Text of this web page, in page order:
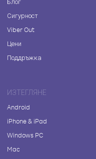
Сигурност
Viber Out
Цени
Поддръжка
ИЗТЕГЛЯНЕ
Android
iPhone & iPad
Windows PC
Mac